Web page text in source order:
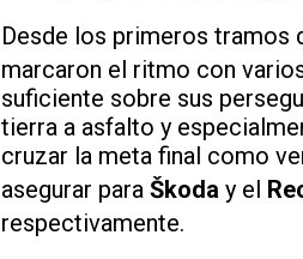
Desde los primeros tramos
marcaron el ritmo con
suficiente sobre sus
tierra a asfalto y
cruzar la meta final como
asegurar para Škoda y el
respectivamente.